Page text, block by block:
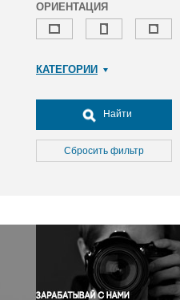
ОРИЕНТАЦИЯ
КАТЕГОРИИ
Досуг, туризм и отдых
Культура
Медицина
Окружающая среда
Политика
Правосудие
Происшествия и конфликты
Найти
Сбросить фильтр